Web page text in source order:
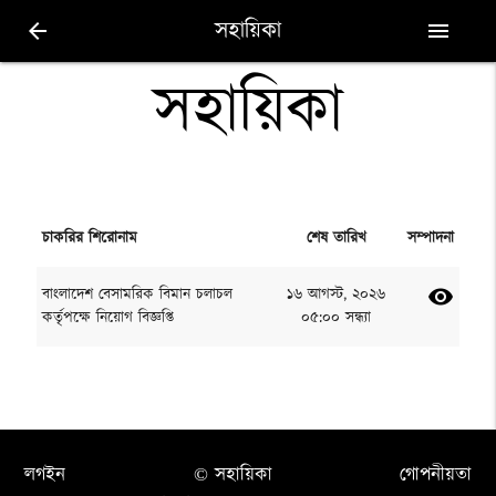
arrow_back সহায়িকা menu
সহায়িকা
চাকরির শিরোনাম শেষ তারিখ সম্পাদনা
বাংলাদেশ বেসামরিক বিমান চলাচল
কর্তৃপক্ষে নিয়োগ বিজ্ঞপ্তি
১৬ আগস্ট, ২০২৬
০৫:০০ সন্ধ্যা
visibility
লগইন গোপনীয়তা
© সহায়িকা